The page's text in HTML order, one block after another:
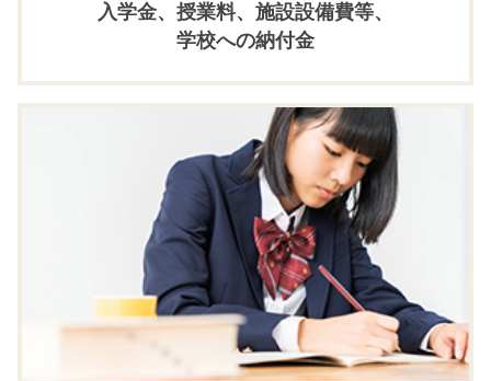
入学金、授業料、施設設備費等、
学校への納付金